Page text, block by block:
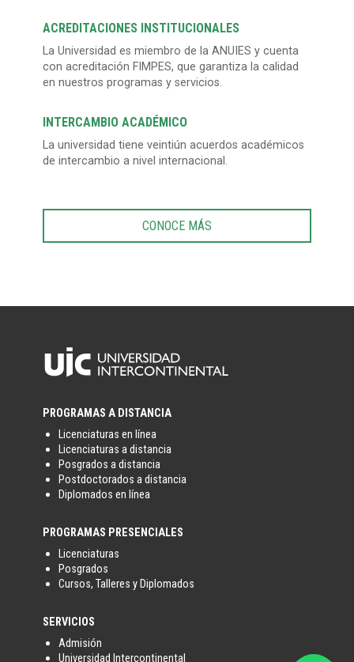
ACREDITACIONES INSTITUCIONALES
La Universidad es miembro de la ANUIES y cuenta
con acreditación FIMPES, que garantiza la calidad
en nuestros programas y servicios.
INTERCAMBIO ACADÉMICO
La universidad tiene veintiún acuerdos académicos
de intercambio a nivel internacional.
CONOCE MÁS
PROGRAMAS A DISTANCIA
Licenciaturas en línea
Licenciaturas a distancia
Posgrados a distancia
Postdoctorados a distancia
Diplomados en línea
PROGRAMAS PRESENCIALES
Licenciaturas
Posgrados
Cursos, Talleres y Diplomados
SERVICIOS
Admisión
Universidad Intercontinental